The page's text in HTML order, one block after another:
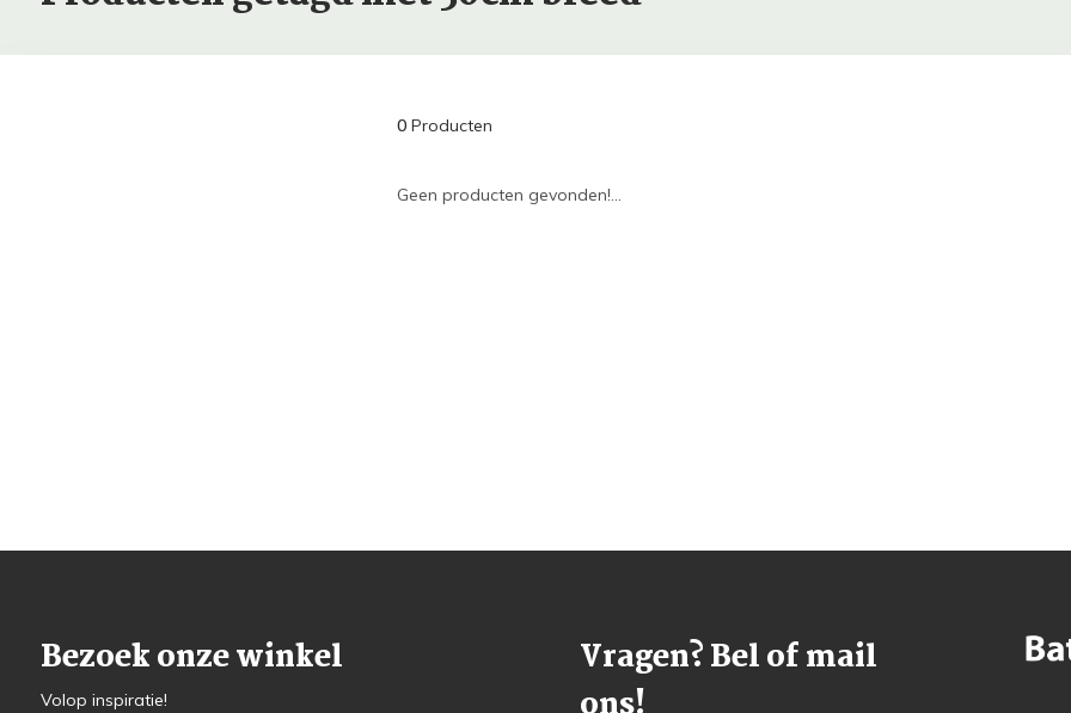
0Producten
Geen producten gevonden!...
Bezoek onze winkel
Volop inspiratie!
Vragen? Bel of mail